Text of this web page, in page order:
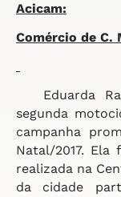
Acicam:
Comércio de C.
Eduarda
segunda
campanha
Natal/2017.
realizada na
da cidade